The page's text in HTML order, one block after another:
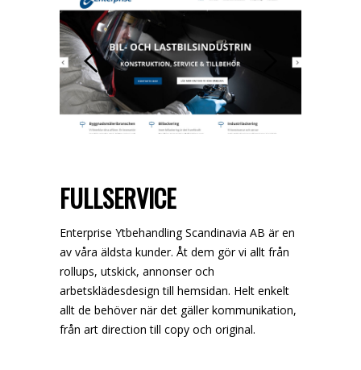
FULLSERVICE
Enterprise Ytbehandling Scandinavia AB är en
av våra äldsta kunder. Åt dem gör vi allt från
rollups, utskick, annonser och
arbetsklädesdesign till hemsidan. Helt enkelt
allt de behöver när det gäller kommunikation,
från art direction till copy och original.